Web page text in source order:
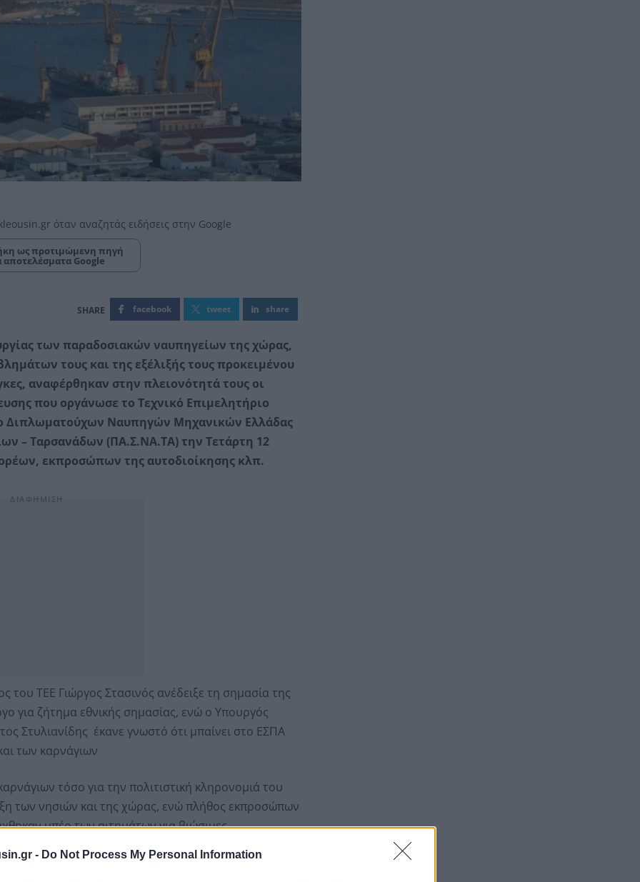
- Do Not Process My Personal Information
όταν αναζητάς ειδήσεις στην Google
ως προτιμώμενη πηγή
αποτελέσματα Google
facebook tweet share
των παραδοσιακών ναυπηγείων της χώρας,
τους και της εξέλιξής τους προκειμένου
αναφέρθηκαν στην πλειονότητά τους οι
που οργάνωσε το Τεχνικό Επιμελητήριο
Διπλωματούχων Ναυπηγών Μηχανικών Ελλάδας
– Ταρσανάδων (ΠΑ.Σ.ΝΑ.ΤΑ) την Τετάρτη 12
εκπροσώπων της αυτοδιοίκησης κλπ.
ΤΕΕ Γιώργος Στασινός ανέδειξε τη σημασία της
για ζήτημα εθνικής σημασίας, ενώ ο Υπουργός
Στυλιανίδης έκανε γνωστό ότι μπαίνει στο ΕΣΠΑ
των καρνάγιων
τόσο για την πολιτιστική κληρονομιά του
των νησιών και της χώρας, ενώ πλήθος εκπροσώπων
υπέρ των αιτημάτων για βιώσιμες
τιμές, αλλά και μέτρων ενίσχυσης του
σκάφη.